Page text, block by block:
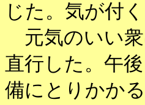
じた。気が付
元気のいい衆
直行した。午
備にとりかか